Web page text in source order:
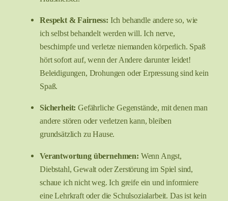
Respekt & Fairness: Ich behandle andere so, wie
ich selbst behandelt werden will. Ich nerve,
beschimpfe und verletze niemanden körperlich. Spaß
hört sofort auf, wenn der Andere darunter leidet!
Beleidigungen, Drohungen oder Erpressung sind kein
Spaß.
Sicherheit: Gefährliche Gegenstände, mit denen man
andere stören oder verletzen kann, bleiben
grundsätzlich zu Hause.
Verantwortung übernehmen: Wenn Angst,
Diebstahl, Gewalt oder Zerstörung im Spiel sind,
schaue ich nicht weg. Ich greife ein und informiere
eine Lehrkraft oder die Schulsozialarbeit. Das ist kein